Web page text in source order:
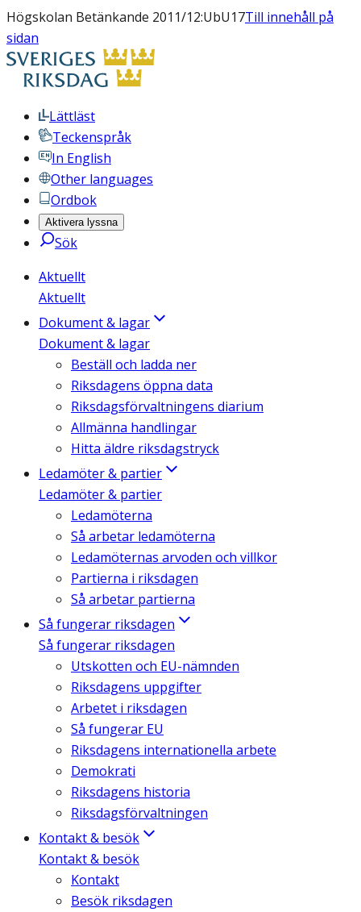
Högskolan Betänkande 2011/12:UbU17Till innehåll på
sidan
Lättläst
Teckenspråk
In English
Other languages
Ordbok
Aktivera lyssna
Sök
Aktuellt
Aktuellt
Dokument & lagar
Dokument & lagar
Beställ och ladda ner
Riksdagens öppna data
Riksdagsförvaltningens diarium
Allmänna handlingar
Hitta äldre riksdagstryck
Ledamöter & partier
Ledamöter & partier
Ledamöterna
Så arbetar ledamöterna
Ledamöternas arvoden och villkor
Partierna i riksdagen
Så arbetar partierna
Så fungerar riksdagen
Så fungerar riksdagen
Utskotten och EU-nämnden
Riksdagens uppgifter
Arbetet i riksdagen
Så fungerar EU
Riksdagens internationella arbete
Demokrati
Riksdagens historia
Riksdagsförvaltningen
Kontakt & besök
Kontakt & besök
Kontakt
Besök riksdagen